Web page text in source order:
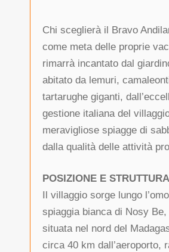
Chi sceglierà il Bravo
come meta delle proprie
rimarrà incantato dal
abitato da lemuri,
tartarughe giganti,
gestione italiana del
meravigliose spiagge di
dalla qualità delle attività
POSIZIONE E STRUTTURA
Il villaggio sorge lungo
spiaggia bianca di Nosy
situata nel nord del
circa 40 km dall’aeroporto,